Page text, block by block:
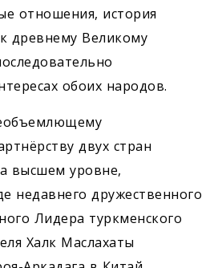
отношения, история
древнему Великому
обоих народов.
двух стран
высшем уровне,
недавнего дружественного
Лидера туркменского
Халк Маслахаты